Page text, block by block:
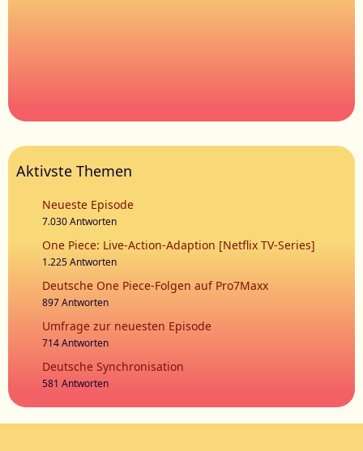
Aktivste Themen
Neueste Episode
7.030 Antworten
One Piece: Live-Action-Adaption [Netflix TV-Series]
1.225 Antworten
Deutsche One Piece-Folgen auf Pro7Maxx
897 Antworten
Umfrage zur neuesten Episode
714 Antworten
Deutsche Synchronisation
581 Antworten